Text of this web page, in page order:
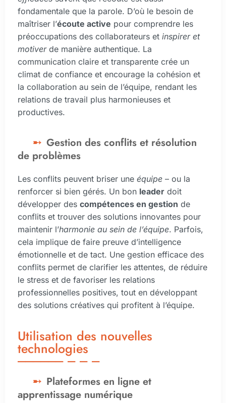
fondamentale que la parole. D’où le besoin de
maîtriser l’écoute active pour comprendre les
préoccupations des collaborateurs et inspirer et
motiverde manière authentique. La
communication claire et transparente crée un
climat de confiance et encourage la cohésion et
la collaboration au sein de l’équipe, rendant les
relations de travail plus harmonieuses et
productives.
Gestion des conflits et résolution
de problèmes
Les conflits peuvent briser une équipe – ou la
renforcer si bien gérés. Un bon leader doit
développer des compétences en gestion de
conflits et trouver des solutions innovantes pour
maintenir l’harmonie au sein de l’équipe. Parfois,
cela implique de faire preuve d’intelligence
émotionnelle et de tact. Une gestion efficace des
conflits permet de clarifier les attentes, de réduire
le stress et de favoriser les relations
professionnelles positives, tout en développant
des solutions créatives qui profitent à l’équipe.
Utilisation des nouvelles
technologies
Plateformes en ligne et
apprentissage numérique